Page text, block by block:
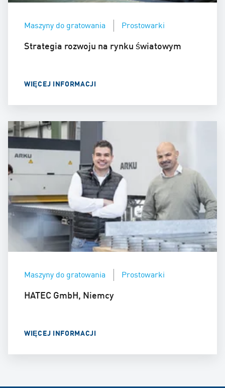
Maszyny do gratowania Prostowarki
Strategia rozwoju na rynku światowym
WIĘCEJ INFORMACJI
Maszyny do gratowania Prostowarki
HATEC GmbH, Niemcy
WIĘCEJ INFORMACJI